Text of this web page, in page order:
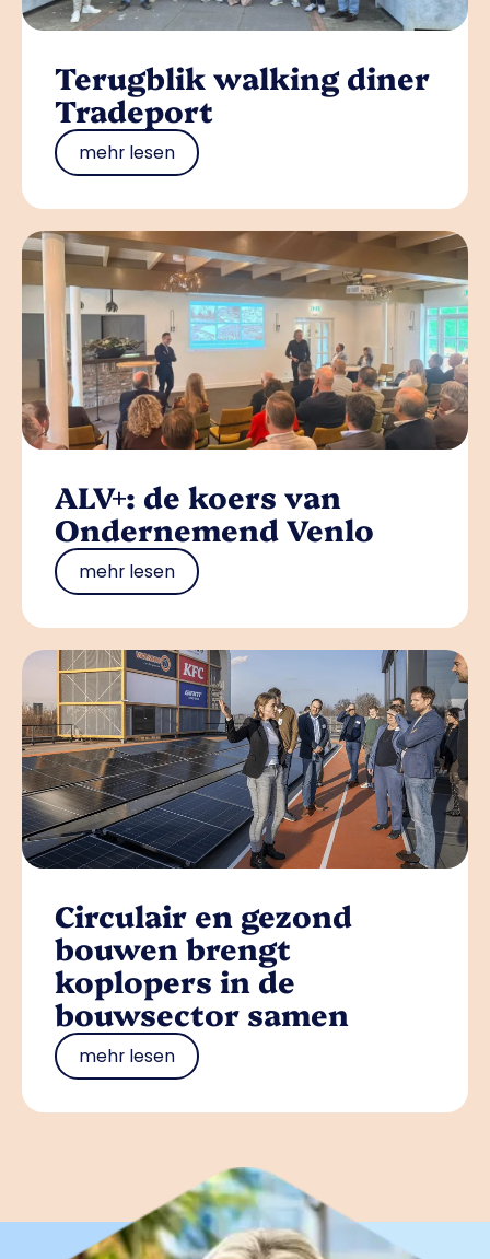
Terugblik walking diner
Tradeport
mehr lesen
ALV+: de koers van
Ondernemend Venlo
mehr lesen
Circulair en gezond
bouwen brengt
koplopers in de
bouwsector samen
mehr lesen